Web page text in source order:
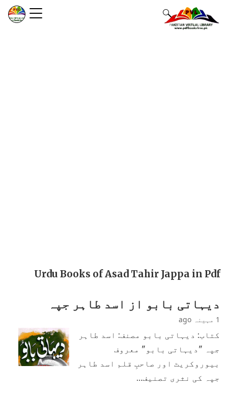
Urdu Books of Asad Tahir Jappa in Pdf
دیہاتی بابو از اسد طاہر جپہ
1 مہینہ ago
کتاب: دیہاتی بابو مصنف: اسد طاہر
جپہ "دیہاتی بابو" معروف
بیوروکریٹ اور صاحبِ قلم اسد طاہر
جپہ کی نثری تصنیف…